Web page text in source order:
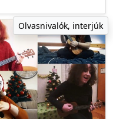
Olvasnivalók, interjúk